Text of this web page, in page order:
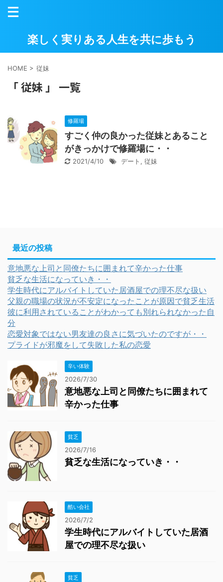
楽しく実りある人生を共に歩もう
HOME > 従妹
「 従妹 」 一覧
修羅場
すごく仲の良かった従妹とあること
がきっかけで修羅場に・・
2021/4/10 デート , 従妹
最近の投稿
意地悪な上司と同僚たちに囲まれて辛かった仕事
貧乏な生活になっていき・・
学生時代にアルバイトしていた居酒屋での理不尽な扱い
父親の職場の状況が不安定になったことが原因で貧乏生活
彼に利用されていることがわかっても別れられなかった自
分
恋愛対象ではない男友達の良さに気づいたのですが・・
プライドが邪魔をして失敗した私の恋愛
辛い体験
2026/7/30
意地悪な上司と同僚たちに囲まれて
辛かった仕事
貧乏
2026/7/16
貧乏な生活になっていき・・
酷い会社
2026/7/2
学生時代にアルバイトしていた居酒
屋での理不尽な扱い
貧乏